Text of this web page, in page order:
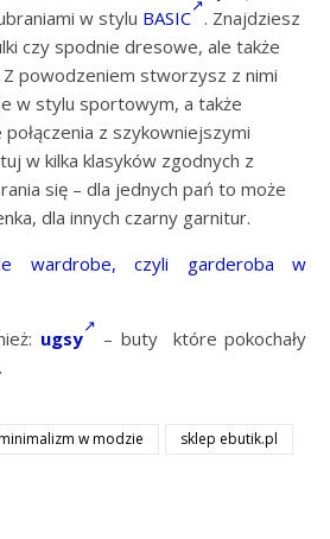
w stylu BASIC . Znajdziesz
czy spodnie dresowe, ale także
Z powodzeniem stworzysz z nimi
w stylu sportowym, a także
z szykowniejszymi
w kilka klasyków zgodnych z
się – dla jednych pań to może
dla innych czarny garnitur.
wardrobe, czyli garderoba w
ugsy
– buty które pokochały
w modzie
sklep ebutik.pl